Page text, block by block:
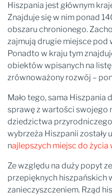
Hiszpania jest głównym
Znajduje się w nim ponad
obszaru chronionego.
zajmują drugie miejsce pod
Ponadto w kraju tym
obiektów wpisanych na listę
zrównoważony rozwój –
Mało tego, sama Hiszpania
sprawę z wartości swojego
dziedzictwa
wybrzeża Hiszpanii zostały
najlepszych miejsc do życia
Ze względu na duży popyt
przepięknych hiszpańskich
zanieczyszczeniem. Rząd